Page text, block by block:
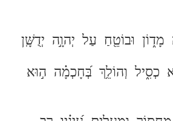
מָד֑וֹן וּבוֹטֵ֖חַ עַל יְהוָ֣ה יְדֻשָּֽׁן
כְסִ֑יל וְהוֹלֵ֥ךְ בְּ֝חָכְמָ֗ה ה֣וּא